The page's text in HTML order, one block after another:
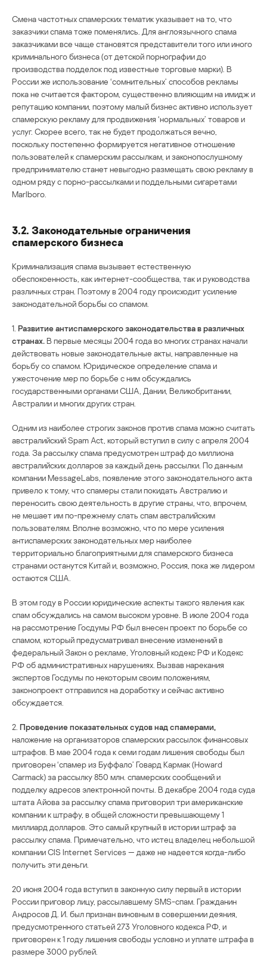
Смена частотных спамерских тематик указывает на то, что
заказчики спама тоже поменялись. Для англоязычного спама
заказчиками все чаще становятся представители того или иного
криминального бизнеса (от детской порнографии до
производства подделок под известные торговые марки). В
России же использование ‘сомнительных’ способов рекламы
пока не считается фактором, существенно влияющим на имидж и
репутацию компании, поэтому малый бизнес активно использует
спамерскую рекламу для продвижения ‘нормальных’ товаров и
услуг. Скорее всего, так не будет продолжаться вечно,
поскольку постепенно формируется негативное отношение
пользователей к спамерским рассылкам, и законопослушному
предпринимателю станет невыгодно размещать свою рекламу в
одном ряду с порно-рассылками и поддельными сигаретами
Marlboro.
3.2. Законодательные ограничения
спамерского бизнеса
Криминализация спама вызывает естественную
обеспокоенность, как интернет-сообщества, так и руководства
различных стран. Поэтому в 2004 году происходит усиление
законодательной борьбы со спамом.
1. Развитие антиспамерского законодательства в различных
странах.В первые месяцы 2004 года во многих странах начали
действовать новые законодательные акты, направленные на
борьбу со спамом. Юридическое определение спама и
ужесточение мер по борьбе с ним обсуждались
государственными органами США, Дании, Великобритании,
Австралии и многих других стран.
Одним из наиболее строгих законов против спама можно считать
австралийский Spam Act, который вступил в силу с апреля 2004
года. За рассылку спама предусмотрен штраф до миллиона
австралийских долларов за каждый день рассылки. По данным
компании MessageLabs, появление этого законодательного акта
привело к тому, что спамеры стали покидать Австралию и
переносить свою деятельность в другие страны, что, впрочем,
не мешает им по-прежнему слать спам австралийским
пользователям. Вполне возможно, что по мере усиления
антиспамерских законодательных мер наиболее
территориально благоприятными для спамерского бизнеса
странами останутся Китай и, возможно, Россия, пока же лидером
остаются США.
В этом году в России юридические аспекты такого явления как
спам обсуждались на самом высоком уровне. В июле 2004 года
на рассмотрение Госдумы РФ был внесен проект по борьбе со
спамом, который предусматривал внесение изменений в
федеральный Закон о рекламе, Уголовный кодекс РФ и Кодекс
РФ об административных нарушениях. Вызвав нарекания
экспертов Госдумы по некоторым своим положениям,
законопроект отправился на доработку и сейчас активно
обсуждается.
2. Проведение показательных судов над спамерами,
наложение на организаторов спамерских рассылок финансовых
штрафов. В мае 2004 года к семи годам лишения свободы был
приговорен ‘спамер из Буффало’ Говард Кармак (Howard
Carmack) за рассылку 850 млн. спамерских сообщений и
подделку адресов электронной почты. В декабре 2004 года суда
штата Айова за рассылку спама приговорил три американские
компании к штрафу, в общей сложности превышающему 1
миллиард долларов. Это самый крупный в истории штраф за
рассылку спама. Примечательно, что истец владелец небольшой
компании CIS Internet Services — даже не надеется когда-либо
получить эти деньги.
20 июня 2004 года вступил в законную силу первый в истории
России приговор лицу, рассылавшему SMS-спам. Гражданин
Андросов Д. И. был признан виновным в совершении деяния,
предусмотренного статьей 273 Уголовного кодекса РФ, и
приговорен к 1 году лишения свободы условно и уплате штрафа в
размере 3000 рублей.